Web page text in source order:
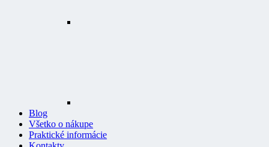
Všetko o nákupe
Praktické informácie
Kontakty
Predajně